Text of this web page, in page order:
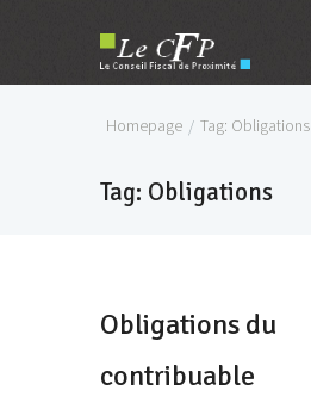
Homepage Tag: Obligations
Tag: Obligations
Obligations du
contribuable